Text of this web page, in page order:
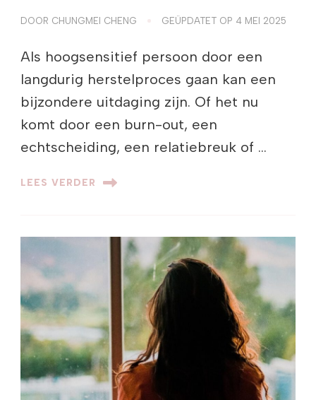
DOOR CHUNGMEI CHENG GEÜPDATET OP 4 MEI 2025
Als hoogsensitief persoon door een
langdurig herstelproces gaan kan een
bijzondere uitdaging zijn. Of het nu
komt door een burn-out, een
echtscheiding, een relatiebreuk of …
LEES VERDER